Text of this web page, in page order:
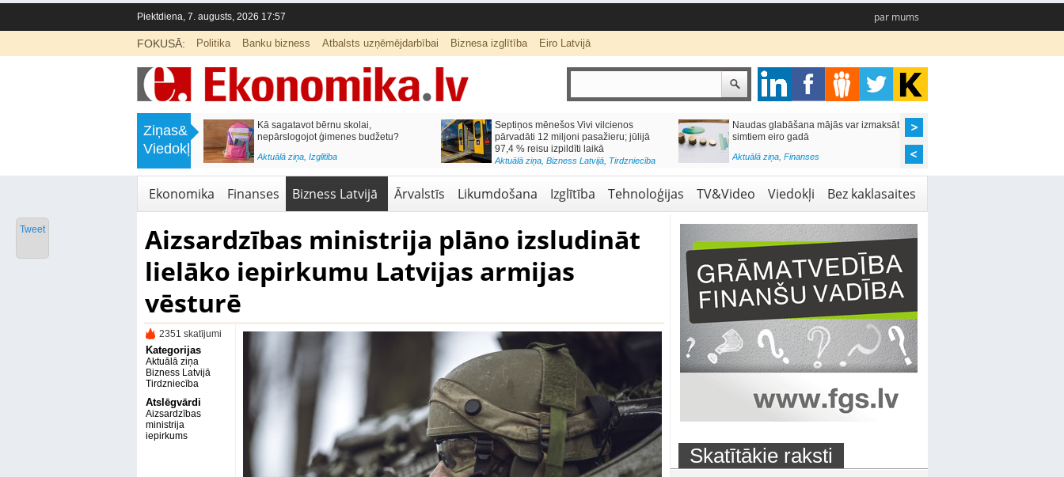
Piektdiena, 7. augusts, 2026 17:57 par mums
FOKUSĀ: Politika Banku bizness Atbalsts uzņēmējdarbībai Biznesa izglītība Eiro Latvijā
Ziņas&
Viedokļi
Labklājības ministrija rosina reformēt
un būtiski uzlabot vecāku pabalstu
Kā sagatavot bērnu skolai,
nepārslogojot ģimenes budžetu?
Aktuālā ziņa, Izglītība
Septiņos mēnešos Vivi vilcienos
pārvadāti 12 miljoni pasažieru; jūlijā
97,4 % reisu izpildīti laikā
Aktuālā ziņa, Bizness Latvijā, Tirdzniecība
Naudas glabāšana mājās var izmaksāt
simtiem eiro gadā
Aktuālā ziņa, Finanses
Ekonomika Finanses Bizness Latvijā Ārvalstīs Likumdošana Izglītība Tehnoloģijas TV&Video Viedokļi Bez kaklasaites
Aizsardzības ministrija plāno izsludināt
lielāko iepirkumu Latvijas armijas
vēsturē
2351 skatījumi
Kategorijas
Aktuālā ziņa
Bizness Latvijā
Tirdzniecība
Atslēgvārdi
Aizsardzības
ministrija
iepirkums
Skatītākie raksti
Tweet